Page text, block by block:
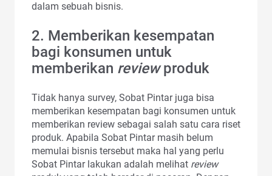
dalam sebuah bisnis.
2. Memberikan kesempatan
bagi konsumen untuk
memberikan reviewproduk
Tidak hanya survey, Sobat Pintar juga bisa
memberikan kesempatan bagi konsumen untuk
memberikan review sebagai salah satu cara riset
produk. Apabila Sobat Pintar masih belum
memulai bisnis tersebut maka hal yang perlu
Sobat Pintar lakukan adalah melihat review